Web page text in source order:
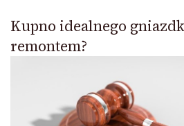
Kupno idealnego
remontem?